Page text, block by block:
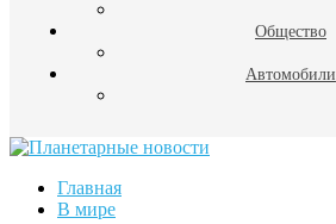
Общество
Автомобили
Главная
В мире